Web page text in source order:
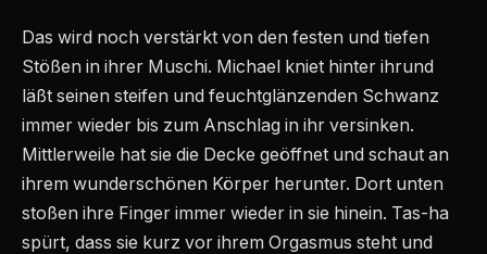
Das wird noch verstärkt von den festen und tiefen
Stößen in ihrer Muschi. Michael kniet hinter ihrund
läßt seinen steifen und feuchtglänzenden Schwanz
immer wieder bis zum Anschlag in ihr versinken.
Mittlerweile hat sie die Decke geöffnet und schaut an
ihrem wunderschönen Körper herunter. Dort unten
stoßen ihre Finger immer wieder in sie hinein. Tas-ha
spürt, dass sie kurz vor ihrem Orgasmus steht und